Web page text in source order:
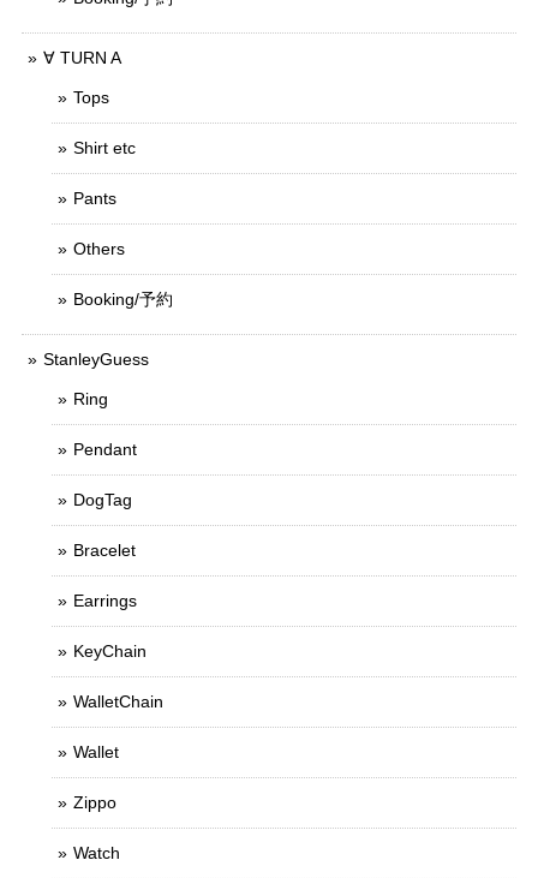
∀ TURN A
Tops
Shirt etc
Pants
Others
Booking/予約
StanleyGuess
Ring
Pendant
DogTag
Bracelet
Earrings
KeyChain
WalletChain
Wallet
Zippo
Watch